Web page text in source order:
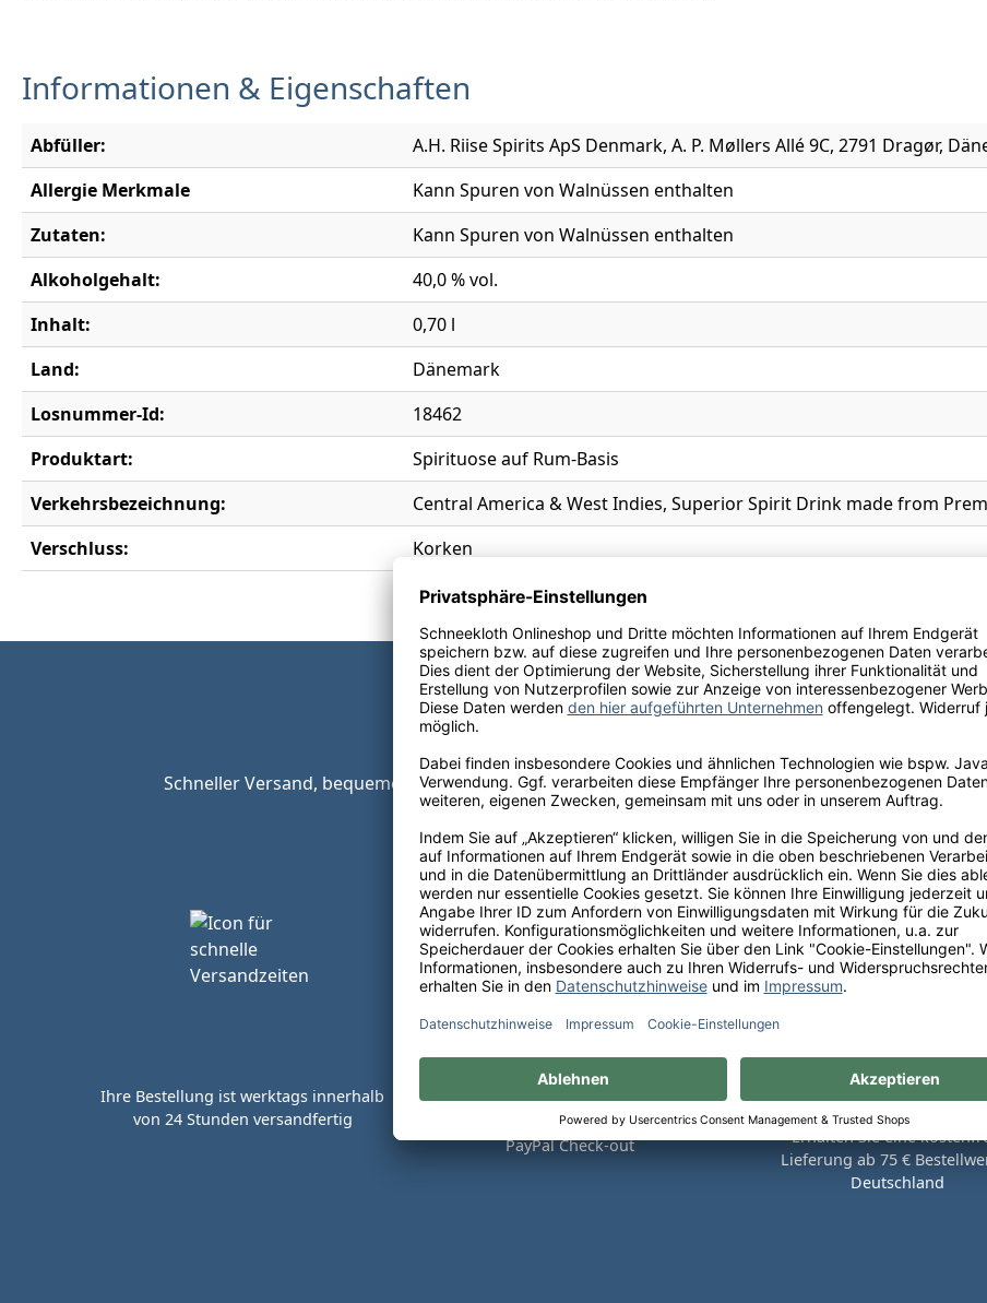
Informationen & Eigenschaften
Abfüller:
A.H. Riise Spirits ApS Denmark, A. P. Møllers Allé 9C, 2791 Dragør,
Allergie Merkmale
Kann Spuren von Walnüssen enthalten
Zutaten:
Kann Spuren von Walnüssen enthalten
Alkoholgehalt:
40,0 % vol.
Inhalt:
0,70 l
Land:
Dänemark
Losnummer-Id:
18462
Produktart:
Spirituose auf Rum-Basis
Verkehrsbezeichnung:
Central America & West Indies, Superior Spirit Drink made from
Verschluss:
Korken
Schneller Versand, bequeme Zahlungsoptionen, kostenfreie Lieferung innerhalb Deutschlands
perfekte Weinauswahl.
Ihre Bestellung ist werktags innerhalb
von 24 Stunden versandfertig
Kaufen Sie bequem auf Rechnung mit
PayPal Check-out
Erhalten Sie eine
Lieferung ab 75 €
Deutschland